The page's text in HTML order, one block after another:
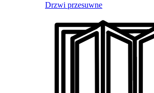
Drzwi przesuwne